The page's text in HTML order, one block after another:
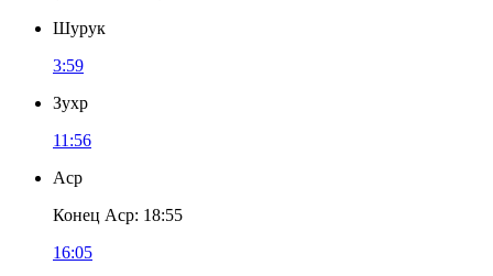
Шурук
3:59
Зухр
11:56
Аср
Конец Аср: 18:55
16:05